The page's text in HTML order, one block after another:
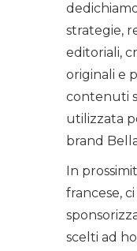
strategie,
editoriali,
originali e
contenuti
utilizzata
brand
In
francese,
scelti ad